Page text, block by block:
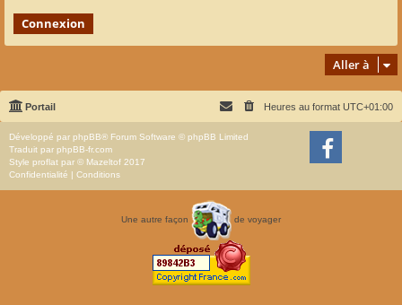
Aller à
Portail Heures au format UTC+01:00
Développé par phpBB® Forum Software © phpBB Limited
Traduit par phpBB-fr.com
Style proflat par © Mazeltof 2017
Confidentialité | Conditions
Une autre façon de voyager